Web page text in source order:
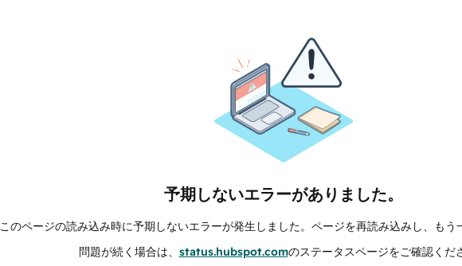
予期しないエラーがありました。
このページの読み込み時に予期しないエラーが発生しました。ページを再読み込みし、もう
問題が続く場合は、 status.hubspot.comのステータスページをご確認くだ